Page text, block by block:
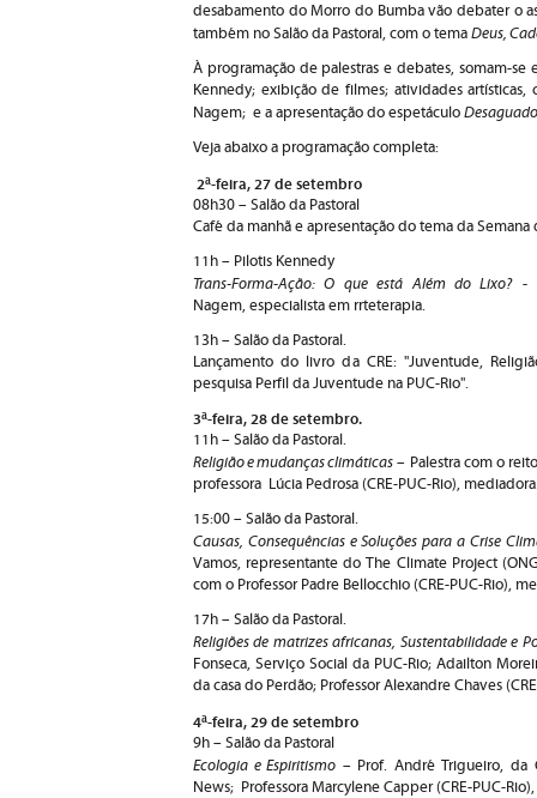
desabamento do Morro do Bumba vão debater o
também no Salão da Pastoral, com o tema Deus,
À programação de palestras e debates, somam-
Kennedy; exibição de filmes; atividades
Nagem; e a apresentação do espetáculo
Veja abaixo a programação completa:
2ª-feira, 27 de setembro
08h30 – Salão da Pastoral
Café da manhã e apresentação do tema da Semana
11h – Pilotis Kennedy
Trans-Forma-Ação: O que está Além do Lixo?-
Nagem, especialista em rrteterapia.
13h – Salão da Pastoral.
Lançamento do livro da CRE: "Juventude,
pesquisa Perfil da Juventude na PUC-Rio".
3ª-feira, 28 de setembro.
11h – Salão da Pastoral.
Religião e mudanças climáticas – Palestra com o
professora Lúcia Pedrosa (CRE-PUC-Rio),
15:00 – Salão da Pastoral.
Causas, Consequências e Soluções para a Crise
Vamos, representante do The Climate Project
com o Professor Padre Bellocchio (CRE-PUC-Rio),
17h – Salão da Pastoral.
Religiões de matrizes africanas, Sustentabilidade e
Fonseca, Serviço Social da PUC-Rio; Adailton
da casa do Perdão; Professor Alexandre Chaves
4ª-feira, 29 de setembro
9h – Salão da Pastoral
Ecologia e Espiritismo – Prof. André Trigueiro, da
News; Professora Marcylene Capper (CRE-PUC-